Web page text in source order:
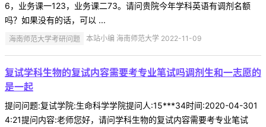
6，业务课一123，业务课二73。请问贵院今年学科英语有调剂名额
吗？如果没有的话，可以 ...
海南师范大学考研问题 本站小编 海南师范大学 2022-11-09
复试学科生物的复试内容需要考专业笔试吗调剂生和一志愿的
是一起
提问问题:复试学院:生命科学学院提问人:15***34时间:2020-04-301
4:21提问内容:老师您好，请问学科生物的复试内容需要考专业笔试